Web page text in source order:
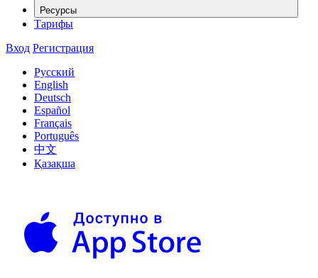
Ресурсы
Тарифы
Вход Регистрация
Русский
English
Deutsch
Español
Français
Português
中文
Қазақша